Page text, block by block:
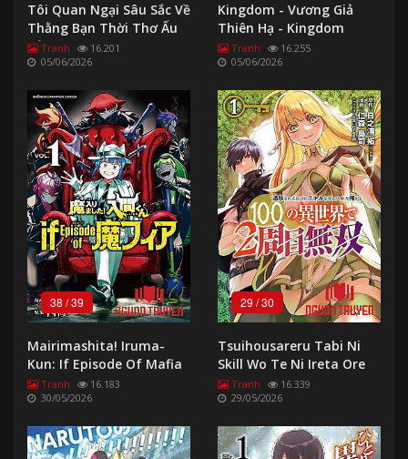
Tôi Quan Ngại Sâu Sắc Về
Thằng Bạn Thời Thơ Ấu
Của Tôi! - My Childhool
Friend Is Too Cute
Tranh
16.201
05/06/2026
Kingdom - Vương Giả
Thiên Hạ - Kingdom
Tranh
16.255
05/06/2026
38 /39
Mairimashita! Iruma-
Kun: If Episode Of Mafia
- Iruma Giá Đáo!: If
Episode Of Mafia
Tranh
16.183
30/05/2026
29 /30
Tsuihousareru Tabi Ni
Skill Wo Te Ni Ireta Ore
Ga, 100 No Isekai De 2-
Shuume Musou
Tranh
16.339
29/05/2026